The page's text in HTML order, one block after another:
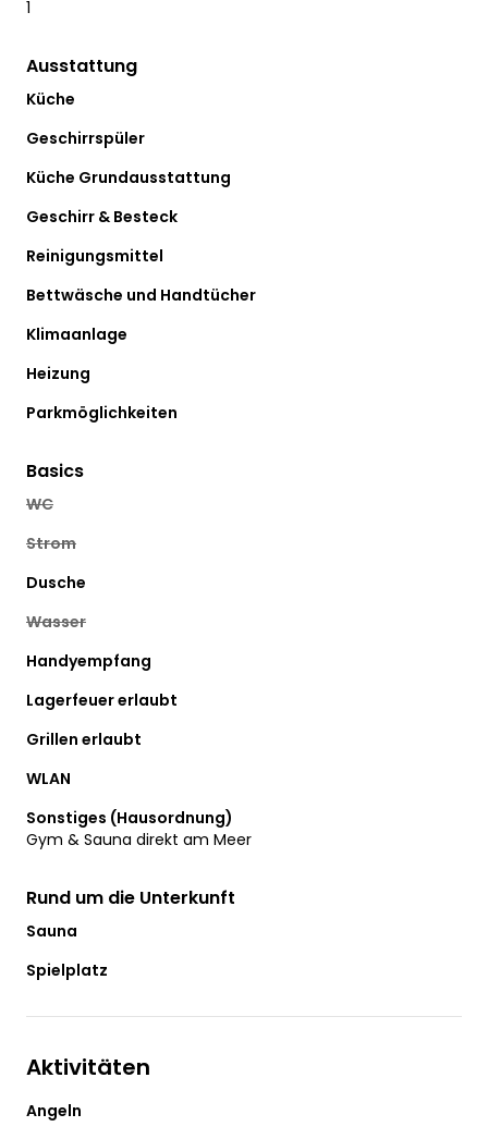
1
Ausstattung
Küche
Geschirrspüler
Küche Grundausstattung
Geschirr & Besteck
Reinigungsmittel
Bettwäsche und Handtücher
Klimaanlage
Heizung
Parkmöglichkeiten
Basics
WC
Strom
Dusche
Wasser
Handyempfang
Lagerfeuer erlaubt
Grillen erlaubt
WLAN
Sonstiges (Hausordnung)
Gym & Sauna direkt am Meer
Rund um die Unterkunft
Sauna
Spielplatz
Aktivitäten
Angeln